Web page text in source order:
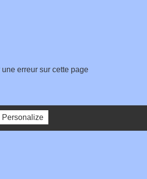
erreur sur cette page
Personalize